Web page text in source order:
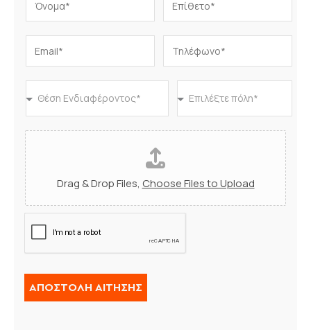
Drag & Drop Files, Choose Files to Upload
ΑΠΟΣΤΟΛΉ ΑΊΤΗΣΗΣ